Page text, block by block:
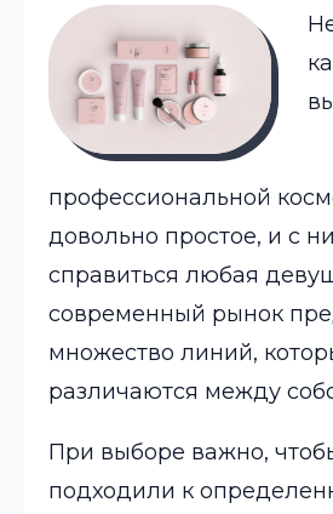
профессиональной
довольно простое, и с
справиться любая
современный рынок
множество линий,
различаются между
При выборе важно,
подходили к